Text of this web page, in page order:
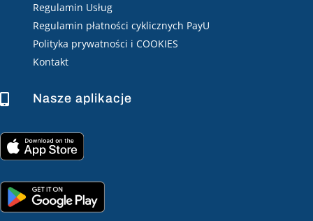
Regulamin Usług
Regulamin płatności cyklicznych PayU
Polityka prywatności i COOKIES
Kontakt
 Nasze aplikacje